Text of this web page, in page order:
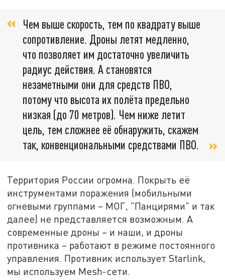
Чем выше скорость, тем по квадрату выше
сопротивление. Дроны летят медленно,
что позволяет им достаточно увеличить
радиус действия. А становятся
незаметными они для средств ПВО,
потому что высота их полёта предельно
низкая (до 70 метров). Чем ниже летит
цель, тем сложнее её обнаружить, скажем
так, конвенциональными средствами ПВО.
Территория России огромна. Покрыть её
инструментами поражения (мобильными
огневыми группами – МОГ, "Панцирями" и так
далее) не представляется возможным. А
современные дроны – и наши, и дроны
противника – работают в режиме постоянного
управления. Противник использует Starlink,
мы используем Mesh-сети.